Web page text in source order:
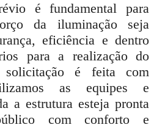
é fundamental para
da iluminação seja
eficiência e dentro
para a realização do
é feita com
as equipes e
a estrutura esteja pronta
com conforto e